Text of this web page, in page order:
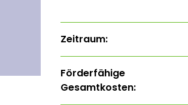
Zeitraum:
Förderfähige
Gesamtkosten: